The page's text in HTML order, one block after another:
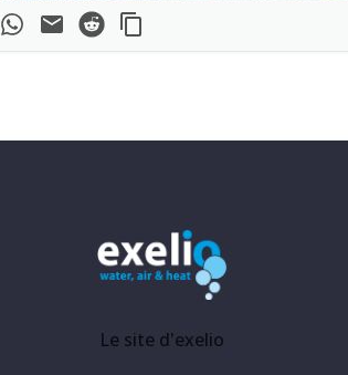
WhatsApp
Mail Reddit
exelio
Le site d'exelio